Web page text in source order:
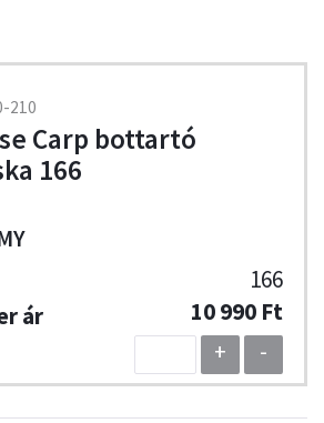
210
Carp bottartó
166
166
10 990 Ft
+
-